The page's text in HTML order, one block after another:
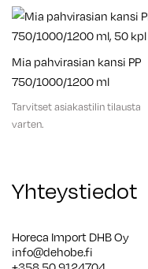
Mia pahvirasian kansi PP
750/1000/1200 ml
Tarvitset asiakastilin tilausta
varten.
Yhteystiedot
Horeca Import DHB Oy
info@dehobe.fi